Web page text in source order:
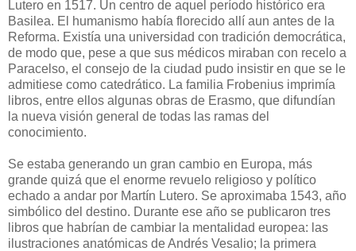
Lutero en 1517. Un centro de aquel período histórico era
Basilea. El humanismo había florecido allí aun antes de la
Reforma. Existía una universidad con tradición democrática,
de modo que, pese a que sus médicos miraban con recelo a
Paracelso, el consejo de la ciudad pudo insistir en que se le
admitiese como catedrático. La familia Frobenius imprimía
libros, entre ellos algunas obras de Erasmo, que difundían
la nueva visión general de todas las ramas del
conocimiento.
Se estaba generando un gran cambio en Europa, más
grande quizá que el enorme revuelo religioso y político
echado a andar por Martín Lutero. Se aproximaba 1543, año
simbólico del destino. Durante ese año se publicaron tres
libros que habrían de cambiar la mentalidad europea: las
ilustraciones anatómicas de Andrés Vesalio; la primera